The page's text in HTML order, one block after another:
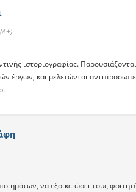
(A+)
ιστοριογραφίας.
έργων, και μελετώνται
να εξοικειώσει τους